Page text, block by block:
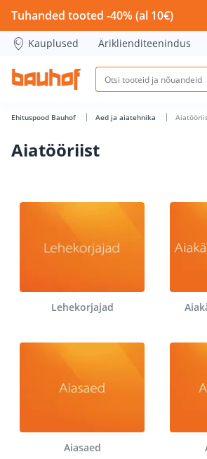
Aiatööriist - Bauhof has loaded
Tuhanded tooted -40% (al 10€)
Kauplused Äriklienditeenindus
Ehituspood Bauhof Aed ja aiatehnika
Aiatööriist
Lehekorjajad
Aiasaed